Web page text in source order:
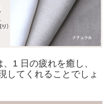
1 日の疲れを癒し、
してくれることでしょ